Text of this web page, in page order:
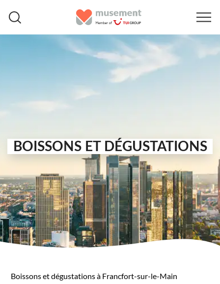
BOISSONS ET DÉGUSTATIONS
Boissons et dégustations à Francfort-sur-le-Main